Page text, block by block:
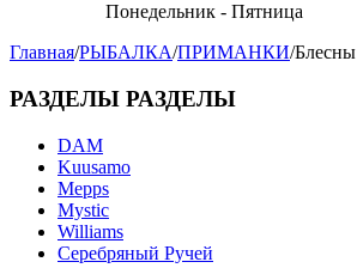
Понедельник - Пятница
Главная/РЫБАЛКА/ПРИМАНКИ/Блесны
РАЗДЕЛЫ РАЗДЕЛЫ
DAM
Kuusamo
Mepps
Mystic
Williams
Серебряный Ручей